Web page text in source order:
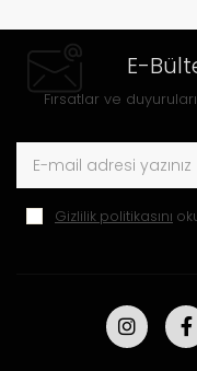
E-
Fırsatlar ve
Gizlilik politikasını